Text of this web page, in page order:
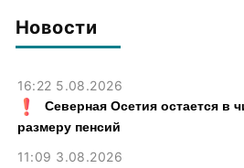
Новости
16:22 5.08.2026
Северная Осетия остается в
размеру пенсий
11:09 3.08.2026